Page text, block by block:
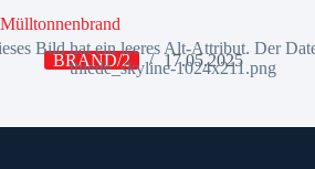
Mülltonnenbrand
BRAND/2
17.05.2025